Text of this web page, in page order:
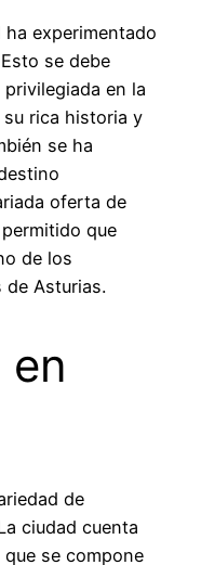
experimentado
se debe
en la
rica historia y
se ha
oferta de
que
de los
de Asturias.
de
ciudad cuenta
se compone